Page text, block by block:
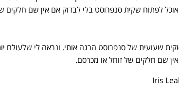
לפתוח שקית סנפרוסט בלי לבדוק אם אין שם חלקים
שעועית של סנפרוסט הרגה אותי. ונראה לי שלעולם
שם חלקים של זוחל או מכרסם.